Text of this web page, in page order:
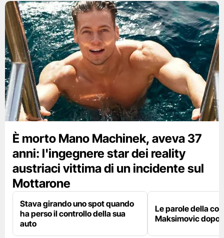
È morto Mano Machinek, aveva 37
anni: l'ingegnere star dei reality
austriaci vittima di un incidente sul
Mottarone
Stava girando uno spot quando
ha perso il controllo della sua
auto
Le parole della
Maksimovic dopo